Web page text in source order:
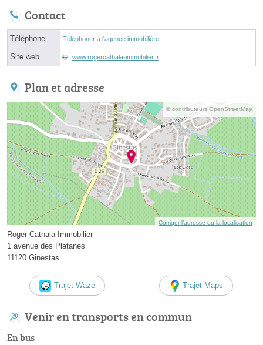
Contact
Téléphone Téléphoner à l'agence immobilière
Site web www.rogercathala-immobilier.fr
Plan et adresse
© contributeurs OpenStreetMap
Corriger l’adresse ou la localisation
Roger Cathala Immobilier
1 avenue des Platanes
11120 Ginestas
Trajet Waze Trajet Maps
Venir en transports en commun
En bus